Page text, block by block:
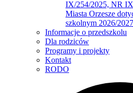
IX/254/2025, NR
Miasta Orzesze
szkolnym 2026/2027
Informacje o przedszkolu
Dla rodziców
Programy i projekty
Kontakt
RODO